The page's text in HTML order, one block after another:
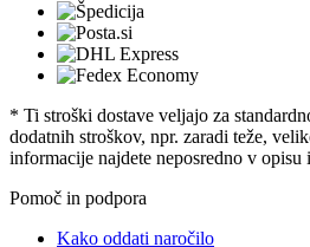
* Ti stroški dostave veljajo za
dodatnih stroškov, npr. zaradi teže,
informacije najdete neposredno v opisu
Pomoč in podpora
Kako oddati naročilo